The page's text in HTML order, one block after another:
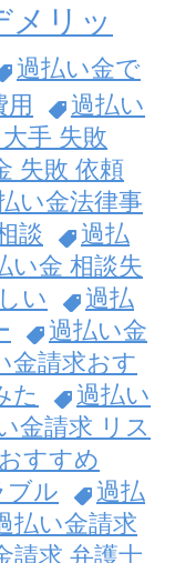
リッ
過払い金で
過払い
手 失敗
失敗 依頼
い金法律事
談
過払
い金 相談失
い
過払
過払い金
金請求おす
た
過払い
金請求 リス
すすめ
ブル
過払
払い金請求
請求 弁護士